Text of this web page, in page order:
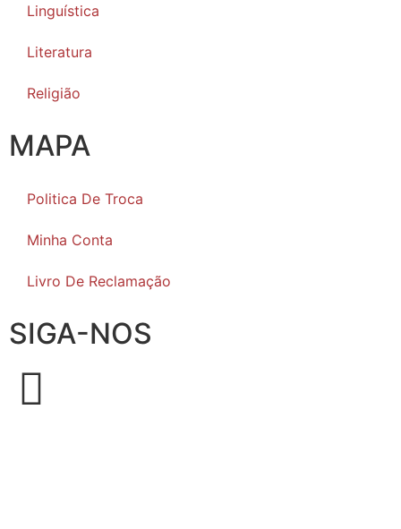
Linguística
Literatura
Religião
MAPA
Politica De Troca
Minha Conta
Livro De Reclamação
SIGA-NOS